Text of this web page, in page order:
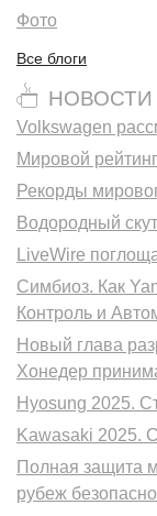
Фото
Все блоги
НОВОСТИ
Volkswagen
Мировой
Рекорды
Водородный
LiveWire
Симбиоз. Как
Контроль и
Новый глава
Хонедер
Hyosung 2025.
Kawasaki 2025.
Полная защита
рубеж